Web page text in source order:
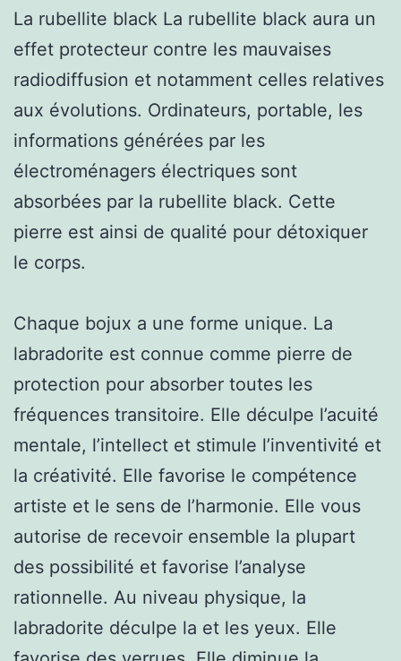
La rubellite black La rubellite black aura un
effet protecteur contre les mauvaises
radiodiffusion et notamment celles relatives
aux évolutions. Ordinateurs, portable, les
informations générées par les
électroménagers électriques sont
absorbées par la rubellite black. Cette
pierre est ainsi de qualité pour détoxiquer
le corps.
Chaque bojux a une forme unique. La
labradorite est connue comme pierre de
protection pour absorber toutes les
fréquences transitoire. Elle déculpe l’acuité
mentale, l’intellect et stimule l’inventivité et
la créativité. Elle favorise le compétence
artiste et le sens de l’harmonie. Elle vous
autorise de recevoir ensemble la plupart
des possibilité et favorise l’analyse
rationnelle. Au niveau physique, la
labradorite déculpe la et les yeux. Elle